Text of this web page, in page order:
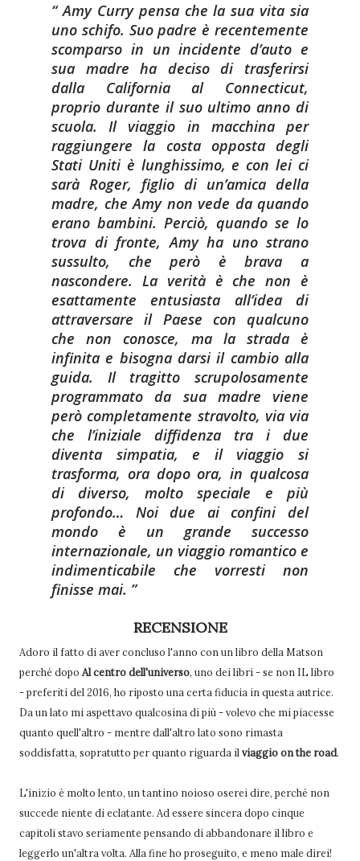
Amy Curry pensa che la sua vita sia
uno schifo. Suo padre è recentemente
scomparso in un incidente d’auto e
sua madre ha deciso di trasferirsi
dalla California al Connecticut,
proprio durante il suo ultimo anno di
scuola. Il viaggio in macchina per
raggiungere la costa opposta degli
Stati Uniti è lunghissimo, e con lei ci
sarà Roger, figlio di un’amica della
madre, che Amy non vede da quando
erano bambini. Perciò, quando se lo
trova di fronte, Amy ha uno strano
sussulto, che però è brava a
nascondere. La verità è che non è
esattamente entusiasta all’idea di
attraversare il Paese con qualcuno
che non conosce, ma la strada è
infinita e bisogna darsi il cambio alla
guida. Il tragitto scrupolosamente
programmato da sua madre viene
però completamente stravolto, via via
che l’iniziale diffidenza tra i due
diventa simpatia, e il viaggio si
trasforma, ora dopo ora, in qualcosa
di diverso, molto speciale e più
profondo… Noi due ai confini del
mondo è un grande successo
internazionale, un viaggio romantico e
indimenticabile che vorresti non
finisse mai.
RECENSIONE
Adoro il fatto di aver concluso l'anno con un libro della Matson
perché dopo Al centro dell'universo, uno dei libri - se non IL libro
- preferiti del 2016, ho riposto una certa fiducia in questa autrice.
Da un lato mi aspettavo qualcosina di più - volevo che mi piacesse
quanto quell'altro - mentre dall'altro lato sono rimasta
soddisfatta, sopratutto per quanto riguarda ilviaggio on the road.
L'inizio è molto lento, un tantino noioso oserei dire, perché non
succede niente di eclatante. Ad essere sincera dopo cinque
capitoli stavo seriamente pensando di abbandonare il libro e
leggerlo un'altra volta. Alla fine ho proseguito, e meno male direi!